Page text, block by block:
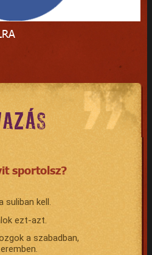
sportolsz?
suliban kell.
ezt-azt.
a szabadban,